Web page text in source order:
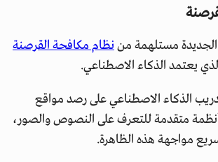
الجديدة مستلهمة مننظام مكافحة القرصنة
يعتمد الذكاء الاصطناعي.
الذكاء الاصطناعي على رصد مواقع
متقدمة للتعرف على النصوص والصور،
مواجهة هذه الظاهرة.